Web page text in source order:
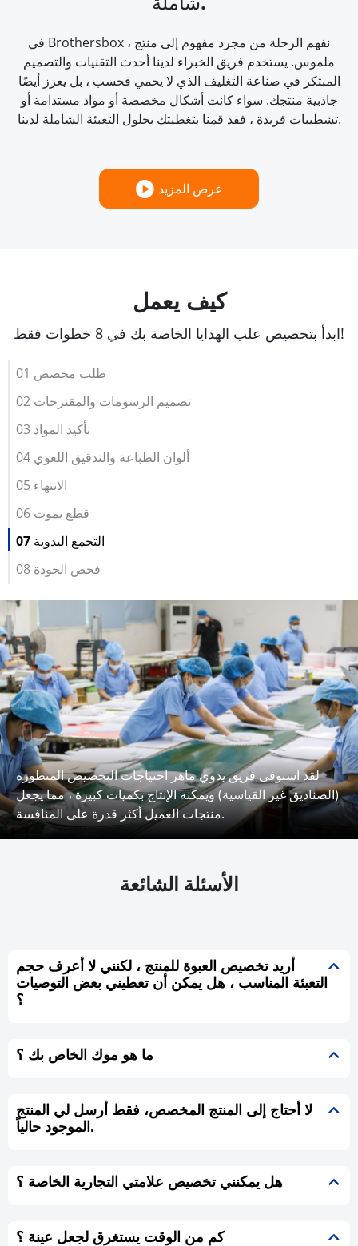
في Brothersbox ، نفهم الرحلة من مجرد مفهوم إلى منتج
ملموس. يستخدم فريق الخبراء لدينا أحدث التقنيات والتصميم
المبتكر في صناعة التغليف الذي لا يحمي فحسب ، بل يعزز أيضًا
جاذبية منتجك. سواء كانت أشكال مخصصة أو مواد مستدامة أو
تشطيبات فريدة ، فقد قمنا بتغطيتك بحلول التعبئة الشاملة لدينا.
عرض المزيد
كيف يعمل
ابدأ بتخصيص علب الهدايا الخاصة بك في 8 خطوات فقط!
01 طلب مخصص
02 تصميم الرسومات والمقترحات
03 تأكيد المواد
04 ألوان الطباعة والتدقيق اللغوي
05 الانتهاء
06 قطع يموت
07 التجمع اليدوية
08 فحص الجودة
لقد استوفى فريق يدوي ماهر احتياجات التخصيص المتطورة
(الصناديق غير القياسية) ويمكنه الإنتاج بكميات كبيرة ، مما يجعل
منتجات العميل أكثر قدرة على المنافسة.
الأسئلة الشائعة
أريد تخصيص العبوة للمنتج ، لكنني لا أعرف حجم
التعبئة المناسب ، هل يمكن أن تعطيني بعض التوصيات
؟
ما هو موك الخاص بك ؟
لا أحتاج إلى المنتج المخصص، فقط أرسل لي المنتج
الموجود حالياً.
هل يمكنني تخصيص علامتي التجارية الخاصة ؟
كم من الوقت يستغرق لجعل عينة ؟